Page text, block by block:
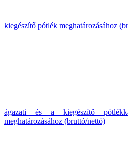
kiegészítő pótlék meghatározásához
ágazati és a kiegészítő
meghatározásához (bruttó/nettó)